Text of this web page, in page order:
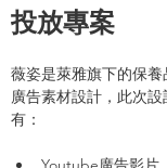
投放專案
薇姿是萊雅旗下的保
廣告素材設計，此次
有：